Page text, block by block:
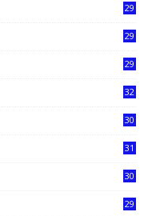
29
29
29
32
30
31
30
29